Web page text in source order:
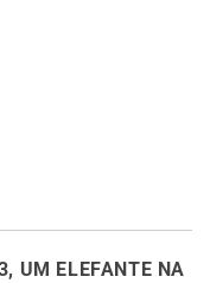
UM ELEFANTE NA